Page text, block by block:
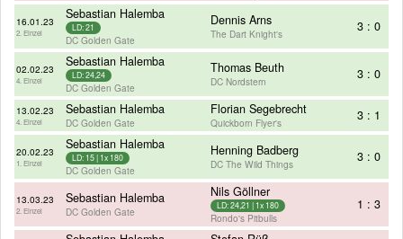
16.01.23
2. Einzel
Sebastian Halemba
LD: 21
DC Golden Gate
Dennis Arns
The Dart Knight's 3 : 0
02.02.23
4. Einzel
Sebastian Halemba
LD: 24,24
DC Golden Gate
Thomas Beuth
DC Nordstern 3 : 0
13.02.23
4. Einzel
Sebastian Halemba
DC Golden Gate
Florian Segebrecht
Quickborn Flyer's 3 : 1
20.02.23
1. Einzel
Sebastian Halemba
LD: 15 | 1x 180
DC Golden Gate
Henning Badberg
DC The Wild Things 3 : 0
13.03.23
2. Einzel
Sebastian Halemba
DC Golden Gate
Nils Göllner
LD: 24,21 | 1x 180
Rondo's Pitbulls
1 : 3